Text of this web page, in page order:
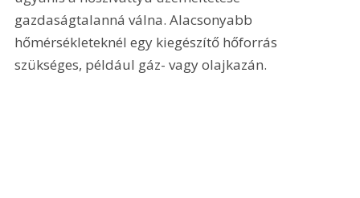
gazdaságtalanná válna. Alacsonyabb
hőmérsékleteknél egy kiegészítő hőforrás
szükséges, például gáz- vagy olajkazán.